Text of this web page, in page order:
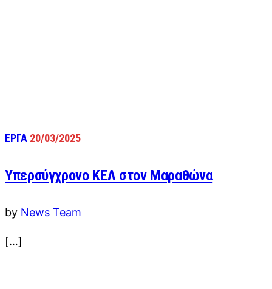
ΕΡΓΑ 20/03/2025
Υπερσύγχρονο ΚΕΛ στον Μαραθώνα
by News Team
[…]